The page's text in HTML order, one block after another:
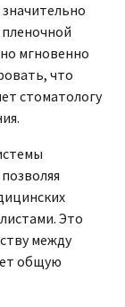
мгновенно
что
стоматологу
Это
между
общую